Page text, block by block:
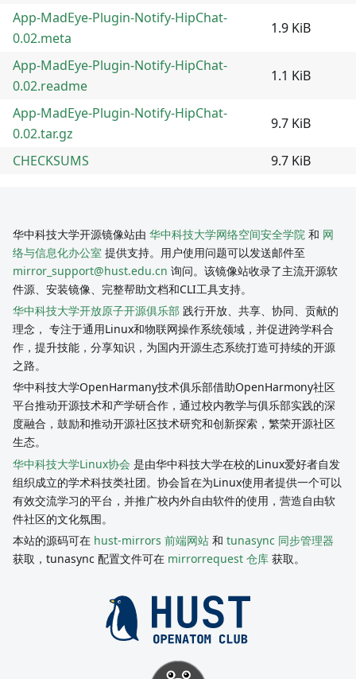
App-MadEye-Plugin-Notify-HipChat-
0.02.meta
1.9 KiB
App-MadEye-Plugin-Notify-HipChat-
0.02.readme
1.1 KiB
App-MadEye-Plugin-Notify-HipChat-
0.02.tar.gz
9.7 KiB
CHECKSUMS 9.7 KiB
华中科技大学开源镜像站由 华中科技大学网络空间安全学院 和 网
络与信息化办公室 提供支持。用户使用问题可以发送邮件至
mirror_support@hust.edu.cn 询问。该镜像站收录了主流开源软
件源、安装镜像、完整帮助文档和CLI工具支持。
华中科技大学开放原子开源俱乐部 践行开放、共享、协同、贡献的
理念， 专注于通用Linux和物联网操作系统领域，并促进跨学科合
作，提升技能，分享知识，为国内开源生态系统打造可持续的开源
之路。
华中科技大学OpenHarmany技术俱乐部借助OpenHarmony社区
平台推动开源技术和产学研合作，通过校内教学与俱乐部实践的深
度融合，鼓励和推动开源社区技术研究和创新探索，繁荣开源社区
生态。
华中科技大学Linux协会 是由华中科技大学在校的Linux爱好者自发
组织成立的学术科技类社团。协会旨在为Linux使用者提供一个可以
有效交流学习的平台，并推广校内外自由软件的使用，营造自由软
件社区的文化氛围。
本站的源码可在 hust-mirrors 前端网站 和 tunasync 同步管理器
获取，tunasync 配置文件可在 mirrorrequest 仓库 获取。